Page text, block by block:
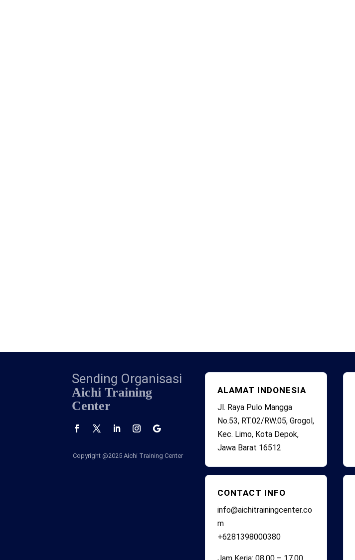
Sending Organisasi
Aichi Training
Center
Copyright @2025Aichi Training Center
ALAMAT INDONESIA
Jl. Raya Pulo Mangga
No.53, RT.02/RW.05, Grogol,
Kec. Limo, Kota Depok,
Jawa Barat 16512
CONTACT INFO
info@aichitrainingcenter.co
m
+6281398000380